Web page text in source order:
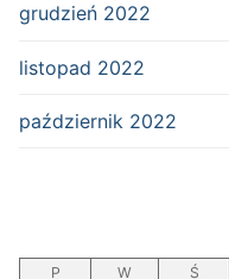
grudzień 2022
listopad 2022
październik 2022
P W Ś